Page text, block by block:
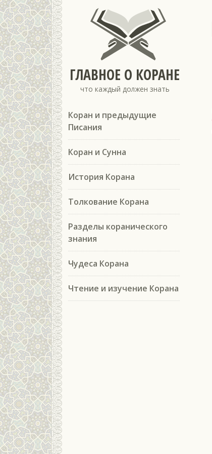
ГЛАВНОЕ О КОРАНЕ
что каждый должен знать
Коран и предыдущие
Писания
Коран и Сунна
История Корана
Толкование Корана
Разделы коранического
знания
Чудеса Корана
Чтение и изучение Корана